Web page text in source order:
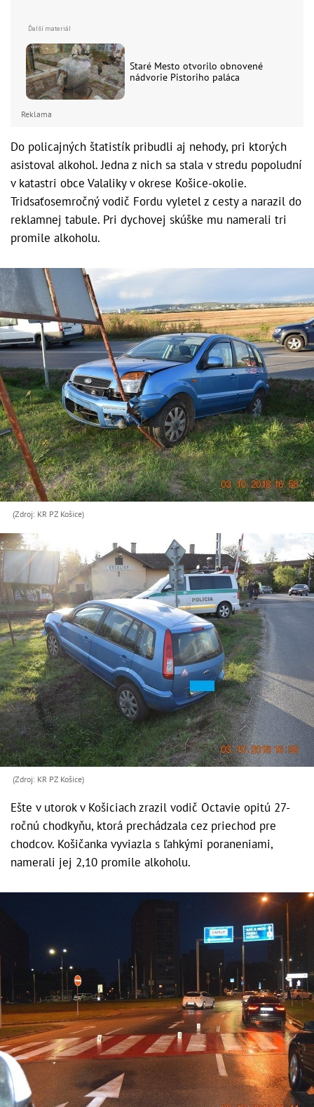
Staré Mesto otvorilo obnovené
nádvorie Pistoriho paláca
Reklama
Do policajných štatistík pribudli aj nehody, pri ktorých
asistoval alkohol. Jedna z nich sa stala v stredu popoludní
v katastri obce Valaliky v okrese Košice-okolie.
Tridsaťosemročný vodič Fordu vyletel z cesty a narazil do
reklamnej tabule. Pri dychovej skúške mu namerali tri
promile alkoholu.
(Zdroj: KR PZ Košice)
(Zdroj: KR PZ Košice)
Ešte v utorok v Košiciach zrazil vodič Octavie opitú 27-
ročnú chodkyňu, ktorá prechádzala cez priechod pre
chodcov. Košičanka vyviazla s ľahkými poraneniami,
namerali jej 2,10 promile alkoholu.